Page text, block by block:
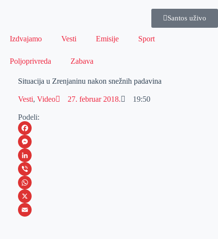
Santos uživo
Izdvajamo Vesti Emisije Sport
Poljoprivreda Zabava
Situacija u Zrenjaninu nakon snežnih padavina
Vesti, Video 27. februar 2018. 19:50
Podeli:
F
a
c
e
b
o
M
e
s
s
e
L
i
n
k
V
i
b
W
h
X